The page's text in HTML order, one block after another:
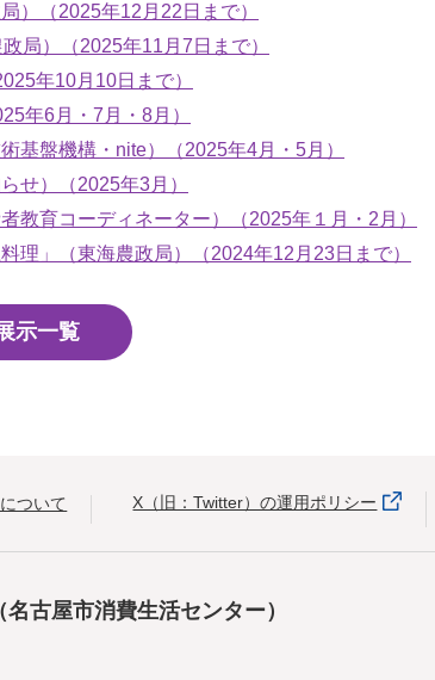
）（2025年12月22日まで）
局）（2025年11月7日まで）
年10月10日まで）
年6月・7月・8月）
基盤機構・nite）（2025年4月・5月）
せ）（2025年3月）
教育コーディネーター）（2025年１月・2月）
」（東海農政局）（2024年12月23日まで）
示一覧
ついて X（旧：Twitter）の運用ポリシー
古屋市消費生活センター）